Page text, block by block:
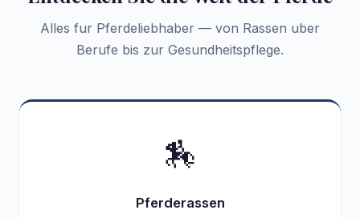
Alles fur Pferdeliebhaber — von Rassen uber
Berufe bis zur Gesundheitspflege.
🏇
Pferderassen